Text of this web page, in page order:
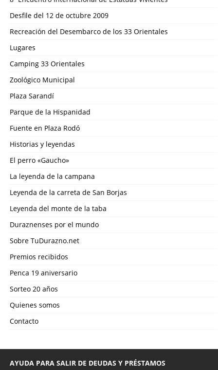
Desfile del 12 de octubre 2009
Recreación del Desembarco de los 33 Orientales
Lugares
Camping 33 Orientales
Zoológico Municipal
Plaza Sarandí
Parque de la Hispanidad
Fuente en Plaza Rodó
Historias y leyendas
El perro «Gaucho»
La leyenda de la campana
Leyenda de la carreta de San Borjas
Leyenda del monte de la taba
Duraznenses por el mundo
Sobre TuDurazno.net
Premios recibidos
Penca 19 aniversario
Sorteo 20 años
Quienes somos
Contacto
AYUDA PARA SALIR DE DEUDAS Y PRÉSTAMOS